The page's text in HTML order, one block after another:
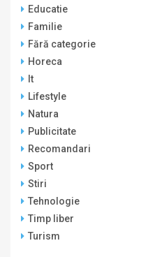
Educatie
Familie
Fără categorie
Horeca
It
Lifestyle
Natura
Publicitate
Recomandari
Sport
Stiri
Tehnologie
Timp liber
Turism